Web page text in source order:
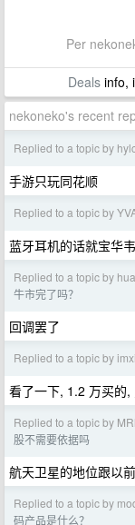
Per
Dealsinfo,
nekoneko's recent
Replied to a topic by
手游只玩同花顺
Replied to a topic by
蓝牙耳机的话就宝华
Replied to a topic by
牛市完了吗？
回调罢了
Replied to a topic by
看了一下, 1.2 万买的
Replied to a topic by
股不需要依据吗
航天卫星的地位跟以
Replied to a topic by
码产品是什么？